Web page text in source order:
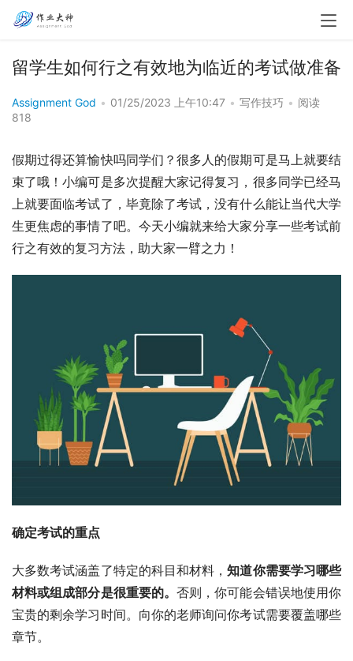
留学生如何行之有效地为临近的考试做准备
Assignment God • 01/25/2023 上午10:47 • 写作技巧 • 阅读
818
假期过得还算愉快吗同学们？很多人的假期可是马上就要结
束了哦！小编可是多次提醒大家记得复习，很多同学已经马
上就要面临考试了，毕竟除了考试，没有什么能让当代大学
生更焦虑的事情了吧。今天小编就来给大家分享一些考试前
行之有效的复习方法，助大家一臂之力！
确定考试的重点
大多数考试涵盖了特定的科目和材料，知道你需要学习哪些
材料或组成部分是很重要的。否则，你可能会错误地使用你
宝贵的剩余学习时间。向你的老师询问你考试需要覆盖哪些
章节。